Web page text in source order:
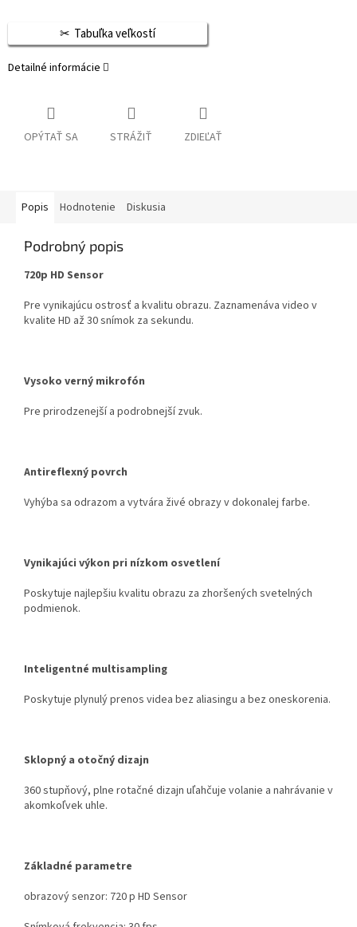
Tabuľka veľkostí
Detailné informácie
OPÝTAŤ SA STRÁŽIŤ ZDIEĽAŤ
Popis Hodnotenie Diskusia
Podrobný popis
720p HD Sensor
Pre vynikajúcu ostrosť a kvalitu obrazu. Zaznamenáva video v
kvalite HD až 30 snímok za sekundu.
Vysoko verný mikrofón
Pre prirodzenejší a podrobnejší zvuk.
Antireflexný povrch
Vyhýba sa odrazom a vytvára živé obrazy v dokonalej farbe.
Vynikajúci výkon pri nízkom osvetlení
Poskytuje najlepšiu kvalitu obrazu za zhoršených svetelných
podmienok.
Inteligentné multisampling
Poskytuje plynulý prenos videa bez aliasingu a bez oneskorenia.
Sklopný a otočný dizajn
360 stupňový, plne rotačné dizajn uľahčuje volanie a nahrávanie v
akomkoľvek uhle.
Základné parametre
obrazový senzor: 720 p HD Sensor